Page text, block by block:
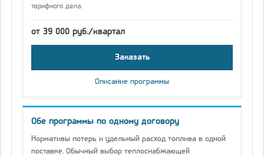
тарифного дела.
от 39 000 руб./квартал
Заказать
Описание программы
Обе программы по одному договору
Нормативы потерь и удельный расход топлива в одной
поставке. Обычный выбор теплоснабжающей